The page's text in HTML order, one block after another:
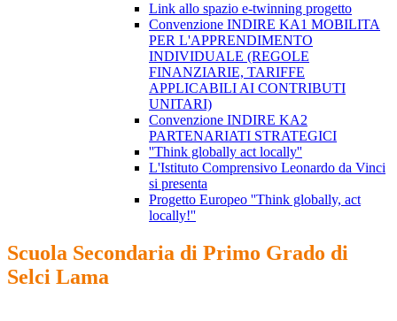
Link allo spazio e-twinning progetto
Convenzione INDIRE KA1 MOBILITA
PER L'APPRENDIMENTO
INDIVIDUALE (REGOLE
FINANZIARIE, TARIFFE
APPLICABILI AI CONTRIBUTI
UNITARI)
Convenzione INDIRE KA2
PARTENARIATI STRATEGICI
''Think globally act locally''
L'Istituto Comprensivo Leonardo da Vinci
si presenta
Progetto Europeo ''Think globally, act
locally!''
Scuola Secondaria di Primo Grado di
Selci Lama